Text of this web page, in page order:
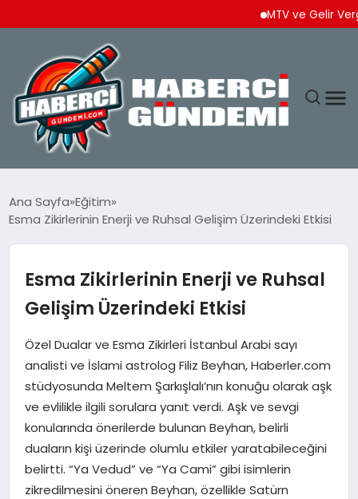
MTV ve Gelir Vergisi
SPOR
EKONOMI
DÜNYA
MAGAZIN
EĞITIM
SAĞLIK
Ana Sayfa Eğitim
Esma Zikirlerinin Enerji ve Ruhsal Gelişim Üzerindeki Etkisi
Esma Zikirlerinin Enerji ve Ruhsal
Gelişim Üzerindeki Etkisi
Özel Dualar ve Esma Zikirleri İstanbul Arabi sayı
analisti ve İslami astrolog Filiz Beyhan, Haberler.com
stüdyosunda Meltem Şarkışlalı’nın konuğu olarak aşk
ve evlilikle ilgili sorulara yanıt verdi. Aşk ve sevgi
konularında önerilerde bulunan Beyhan, belirli
duaların kişi üzerinde olumlu etkiler yaratabileceğini
belirtti. “Ya Vedud” ve “Ya Cami” gibi isimlerin
zikredilmesini öneren Beyhan, özellikle Satürn